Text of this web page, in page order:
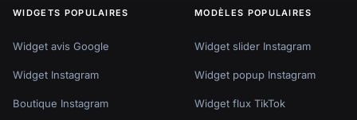
WIDGETS POPULAIRES
Widget avis Google
Widget Instagram
Boutique Instagram
MODÈLES POPULAIRES
Widget slider Instagram
Widget popup Instagram
Widget flux TikTok